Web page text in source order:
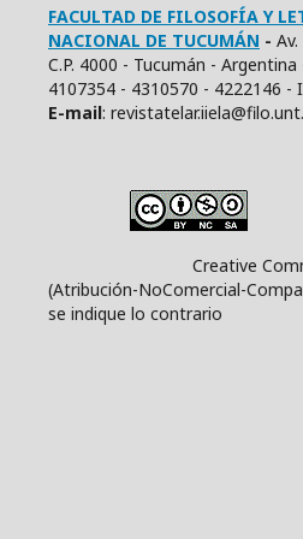
FACULTAD DE FILOSOFÍA Y
NACIONAL DE TUCUMÁN -
C.P. 4000 - Tucumán - Argentina
4107354 - 4310570 - 4222146 -
E-mail:
Creative Commons
(Atribución-NoComercial-
se indique lo contrario